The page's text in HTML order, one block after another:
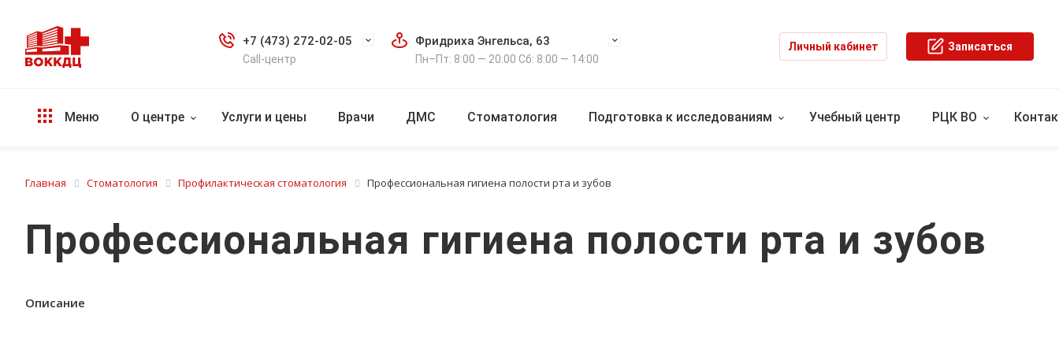
+7 (473) 272-02-05
Call-центр
Фридриха Энгельса, 63
Пн–Пт: 8:00 — 20:00 Сб: 8:00 — 14:00
Личный кабинет Записаться
Меню О центре Услуги и цены Врачи ДМС Стоматология Подготовка к исследованиям Учебный центр РЦК ВО
Главная Стоматология Профилактическая стоматология Профессиональная гигиена полости рта и зубов
Профессиональная гигиена полости рта и зубов
Описание